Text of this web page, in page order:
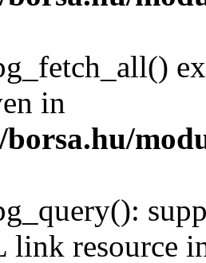
in
link resource